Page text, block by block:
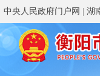
中央人民政府门户网 湖